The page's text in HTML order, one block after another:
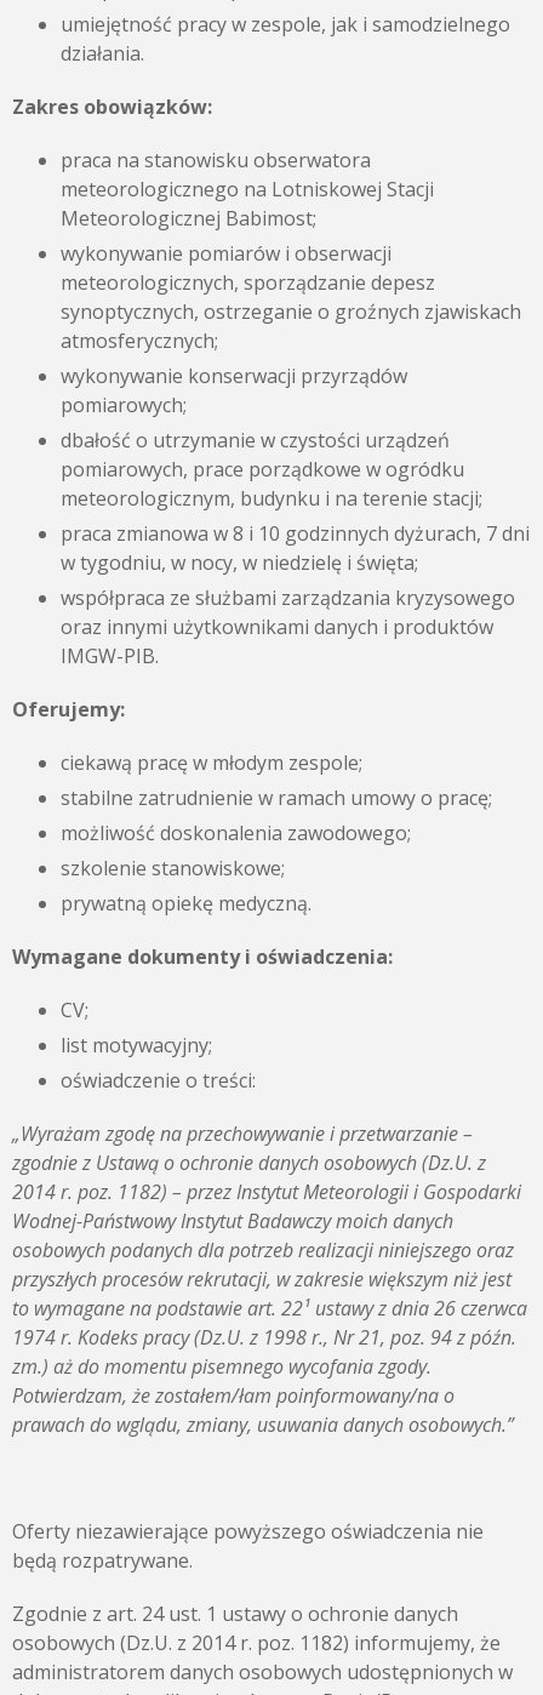
umiejętność pracy w zespole, jak i samodzielnego
działania.
Zakres obowiązków:
praca na stanowisku obserwatora
meteorologicznego na Lotniskowej Stacji
Meteorologicznej Babimost;
wykonywanie pomiarów i obserwacji
meteorologicznych, sporządzanie depesz
synoptycznych, ostrzeganie o groźnych zjawiskach
atmosferycznych;
wykonywanie konserwacji przyrządów
pomiarowych;
dbałość o utrzymanie w czystości urządzeń
pomiarowych, prace porządkowe w ogródku
meteorologicznym, budynku i na terenie stacji;
praca zmianowa w 8 i 10 godzinnych dyżurach, 7 dni
w tygodniu, w nocy, w niedzielę i święta;
współpraca ze służbami zarządzania kryzysowego
oraz innymi użytkownikami danych i produktów
IMGW-PIB.
Oferujemy:
ciekawą pracę w młodym zespole;
stabilne zatrudnienie w ramach umowy o pracę;
możliwość doskonalenia zawodowego;
szkolenie stanowiskowe;
prywatną opiekę medyczną.
Wymagane dokumenty i oświadczenia:
CV;
list motywacyjny;
oświadczenie o treści:
„Wyrażam zgodę na przechowywanie i przetwarzanie –
zgodnie z Ustawą o ochronie danych osobowych (Dz.U. z
2014 r. poz. 1182) – przez Instytut Meteorologii i Gospodarki
Wodnej-Państwowy Instytut Badawczy moich danych
osobowych podanych dla potrzeb realizacji niniejszego oraz
przyszłych procesów rekrutacji, w zakresie większym niż jest
to wymagane na podstawie art. 22¹ ustawy z dnia 26 czerwca
1974 r. Kodeks pracy (Dz.U. z 1998 r., Nr 21, poz. 94 z późn.
zm.) aż do momentu pisemnego wycofania zgody.
Potwierdzam, że zostałem/łam poinformowany/na o
prawach do wglądu, zmiany, usuwania danych osobowych.”
Oferty niezawierające powyższego oświadczenia nie
będą rozpatrywane.
Zgodnie z art. 24 ust. 1 ustawy o ochronie danych
osobowych (Dz.U. z 2014 r. poz. 1182) informujemy, że
administratorem danych osobowych udostępnionych w